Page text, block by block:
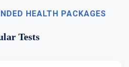
HEALTH PACKAGES
Tests